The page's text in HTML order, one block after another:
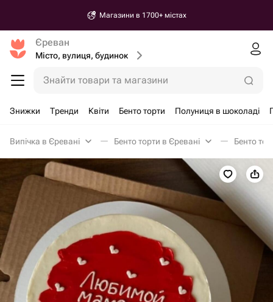
Магазини в 1700+ містах
Єреван
Місто, вулиця, будинок
Знайти товари та магазини
Знижки Тренди Квіти Бенто торти Полуниця в шоколаді
Випічка в Єревані Бенто торти в Єревані Бенто